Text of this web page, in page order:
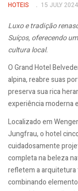
HOTEIS 15 JULY 2024
Luxo e tradição
Suíços, oferecendo
cultura local.
O Grand Hotel
alpina, reabre suas
preserva sua rica
experiência moderna
Localizado em
Jungfrau, o hotel
cuidadosamente
completa na beleza
refletem a arquitetura
combinando